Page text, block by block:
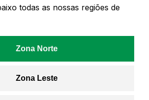
todas as nossas regiões de
Zona Norte
Zona Leste